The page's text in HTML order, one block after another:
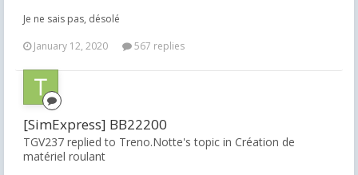
Je ne sais pas, désolé
January 12, 2020
567 replies
[SimExpress] BB22200
TGV237 replied to Treno.Notte's topic in Création de
matériel roulant